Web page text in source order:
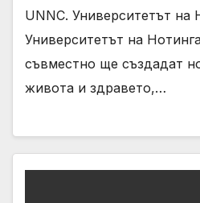
UNNC. Университетът на
Университетът на
съвместно ще създадат
живота и здравето,…